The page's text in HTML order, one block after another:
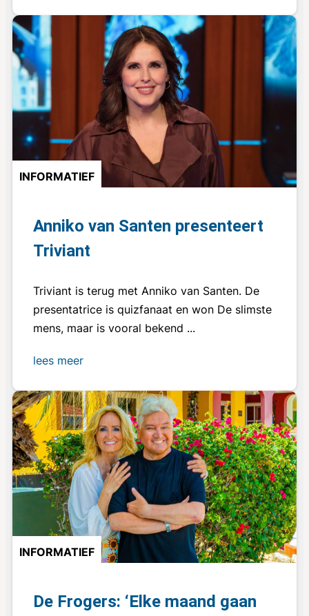
INFORMATIEF
Anniko van Santen presenteert
Triviant
Triviant is terug met Anniko van Santen. De
presentatrice is quizfanaat en won De slimste
mens, maar is vooral bekend ...
lees meer
INFORMATIEF
De Frogers: ‘Elke maand gaan